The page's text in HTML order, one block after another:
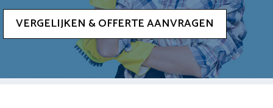
VERGELIJKEN & OFFERTE AANVRAGEN